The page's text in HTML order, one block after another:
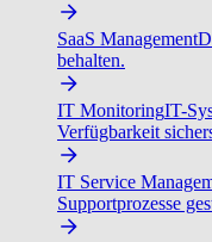
SaaS Management
behalten.
IT MonitoringIT-
Verfügbarkeit
IT Service
Supportprozesse